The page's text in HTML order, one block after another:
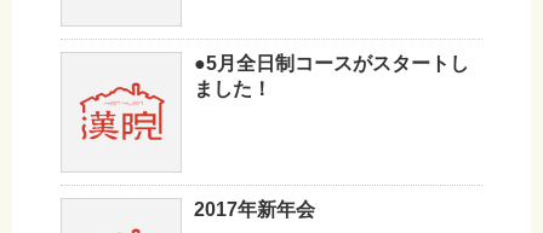
●5月全日制コースがスタートし
ました！
2017年新年会